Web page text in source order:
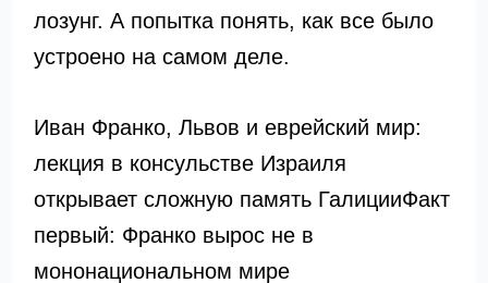
лозунг. А попытка понять, как все было
устроено на самом деле.
Иван Франко, Львов и еврейский мир:
лекция в консульстве Израиля
открывает сложную память ГалицииФакт
первый: Франко вырос не в
мононациональном мире